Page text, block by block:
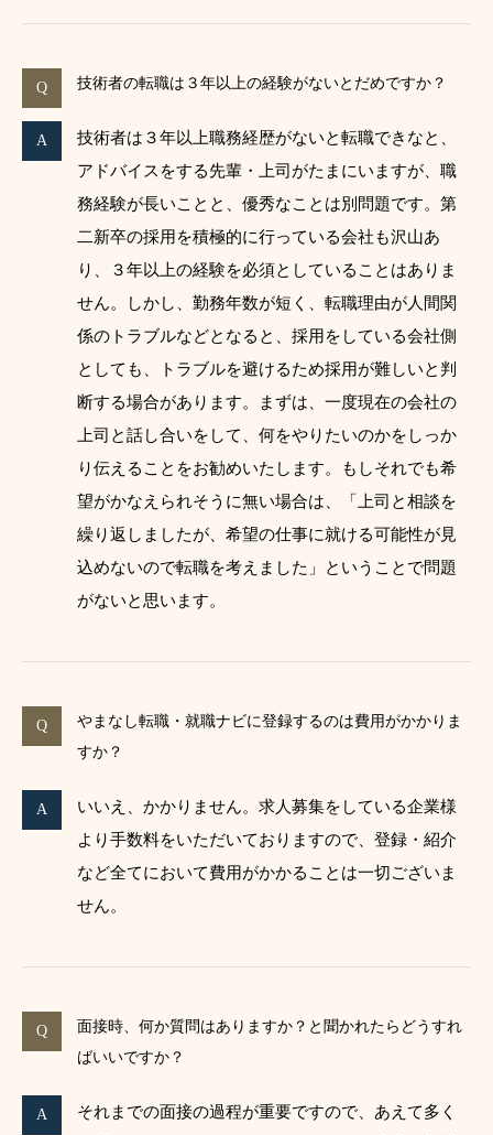
技術者の転職は３年以上の経験がないとだめですか？
技術者は３年以上職務経歴がないと転職できなと、
アドバイスをする先輩・上司がたまにいますが、職
務経験が長いことと、優秀なことは別問題です。第
二新卒の採用を積極的に行っている会社も沢山あ
り、３年以上の経験を必須としていることはありま
せん。しかし、勤務年数が短く、転職理由が人間関
係のトラブルなどとなると、採用をしている会社側
としても、トラブルを避けるため採用が難しいと判
断する場合があります。まずは、一度現在の会社の
上司と話し合いをして、何をやりたいのかをしっか
り伝えることをお勧めいたします。もしそれでも希
望がかなえられそうに無い場合は、「上司と相談を
繰り返しましたが、希望の仕事に就ける可能性が見
込めないので転職を考えました」ということで問題
がないと思います。
やまなし転職・就職ナビに登録するのは費用がかかりま
すか？
いいえ、かかりません。求人募集をしている企業様
より手数料をいただいておりますので、登録・紹介
など全てにおいて費用がかかることは一切ございま
せん。
面接時、何か質問はありますか？と聞かれたらどうすれ
ばいいですか？
それまでの面接の過程が重要ですので、あえて多く